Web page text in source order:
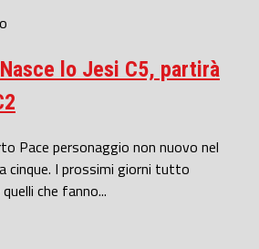
lo Jesi C5, partirà
Pace personaggio non nuovo nel
cinque. I prossimi giorni tutto
che fanno...